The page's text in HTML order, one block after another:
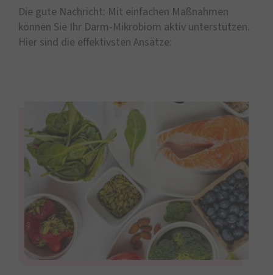
Die gute Nachricht: Mit einfachen Maßnahmen
können Sie Ihr Darm-Mikrobiom aktiv unterstützen.
Hier sind die effektivsten Ansätze: